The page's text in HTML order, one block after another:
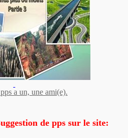
a un, une ami(e).
de pps sur le site: